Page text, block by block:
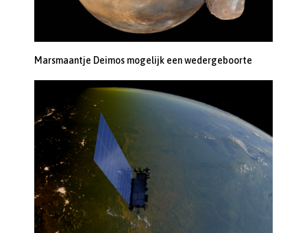
Marsmaantje Deimos mogelijk een wedergeboorte